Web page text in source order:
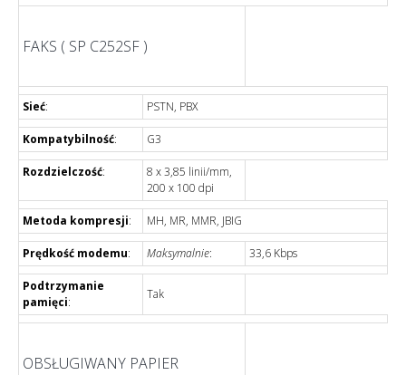
FAKS ( SP C252SF )
Sieć: PSTN, PBX
Kompatybilność: G3
Rozdzielczość:
8 x 3,85 linii/mm,
200 x 100 dpi
Metoda kompresji: MH, MR, MMR, JBIG
Prędkość modemu: Maksymalnie: 33,6 Kbps
Podtrzymanie
pamięci:
Tak
OBSŁUGIWANY PAPIER